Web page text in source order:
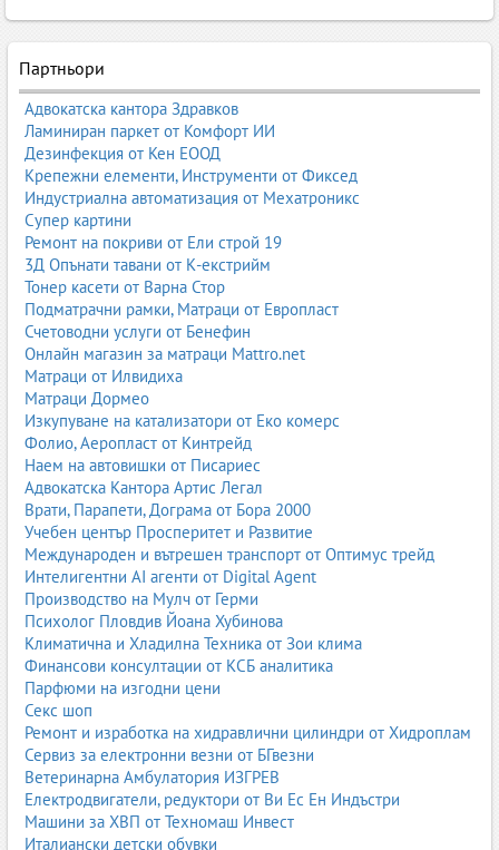
Партньори
Адвокатска кантора Здравков
Ламиниран паркет от Комфорт ИИ
Дезинфекция от Кен ЕООД
Крепежни елементи, Инструменти от Фиксед
Индустриална автоматизация от Мехатроникс
Супер картини
Ремонт на покриви от Ели строй 19
3Д Опънати тавани от К-екстрийм
Тонер касети от Варна Стор
Подматрачни рамки, Матраци от Европласт
Счетоводни услуги от Бенефин
Онлайн магазин за матраци Mattro.net
Матраци от Илвидиха
Матраци Дормео
Изкупуване на катализатори от Еко комерс
Фолио, Аеропласт от Кинтрейд
Наем на автовишки от Писариес
Адвокатска Кантора Артис Легал
Врати, Парапети, Дограма от Бора 2000
Учебен център Просперитет и Развитие
Международен и вътрешен транспорт от Оптимус трейд
Интелигентни AI агенти от Digital Agent
Производство на Мулч от Герми
Психолог Пловдив Йоана Хубинова
Климатична и Хладилна Техника от Зои клима
Финансови консултации от КСБ аналитика
Парфюми на изгодни цени
Секс шоп
Ремонт и изработка на хидравлични цилиндри от Хидроплам
Сервиз за електронни везни от БГвезни
Ветеринарна Амбулатория ИЗГРЕВ
Електродвигатели, редуктори от Ви Ес Ен Индъстри
Машини за ХВП от Техномаш Инвест
Италиански детски обувки